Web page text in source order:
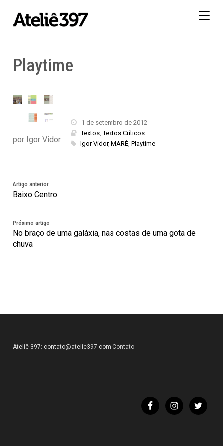
Playtime
por Igor Vidor
1 de setembro de 2012
Textos ,Textos Críticos
Igor Vidor,MARÉ ,Playtime
Artigo anterior
Baixo Centro
Próximo artigo
No braço de uma galáxia, nas costas de uma gota de
chuva
Ateliê 397: contato@atelie397.com Contato